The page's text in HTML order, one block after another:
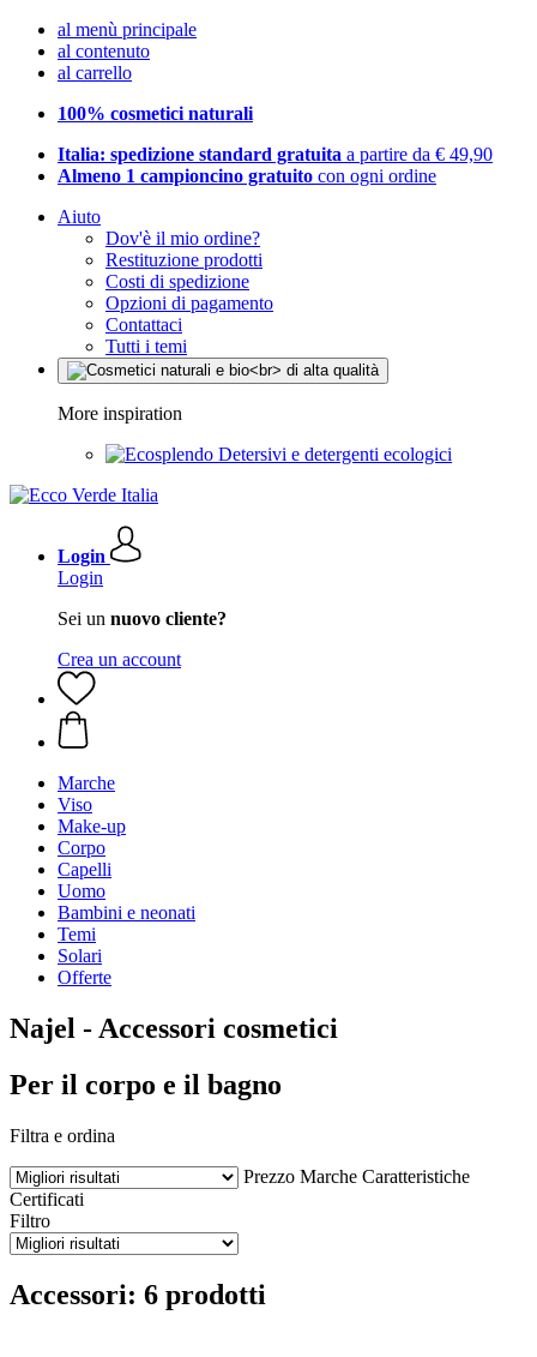
al menù principale
al contenuto
al carrello
100% cosmetici naturali
Italia: spedizione standard gratuita a partire da € 49,90
Almeno 1 campioncino gratuito con ogni ordine
Aiuto
Dov'è il mio ordine?
Restituzione prodotti
Costi di spedizione
Opzioni di pagamento
Contattaci
Tutti i temi
More inspiration
Detersivi e detergenti ecologici
Login
Login
Sei un nuovo cliente?
Crea un account
Marche
Viso
Make-up
Corpo
Capelli
Uomo
Bambini e neonati
Temi
Solari
Offerte
Najel - Accessori cosmetici
Per il corpo e il bagno
Filtra e ordina
Prezzo Marche Caratteristiche
Certificati
Filtro
Accessori: 6 prodotti